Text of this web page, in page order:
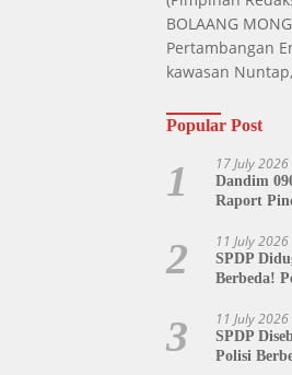
BOLAANG
Pertambangan
kawasan
Popular Post
1 17 July 2026
Dandim
Raport
2 11 July 2026
SPDP
Berbeda!
Siap
3 11 July 2026
SPDP
Polisi